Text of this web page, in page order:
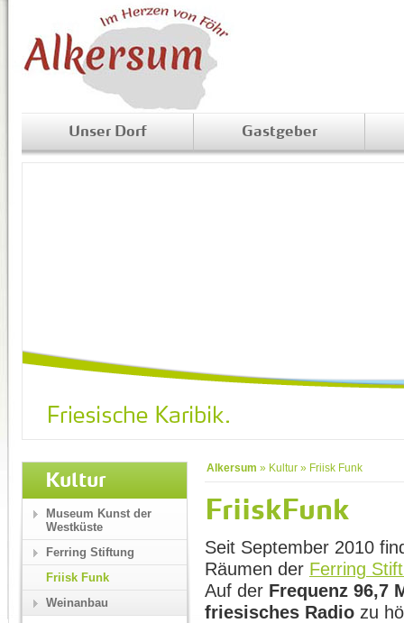
Unser Dorf Gastgeber
Alkersum » Kultur » Friisk Funk
FriiskFunk
Seit September 2010
Räumen der Ferring
Auf der Frequenz 96,7
friesisches Radio zu
Kultur
Museum Kunst der
Westküste
Ferring Stiftung
Friisk Funk
Weinanbau